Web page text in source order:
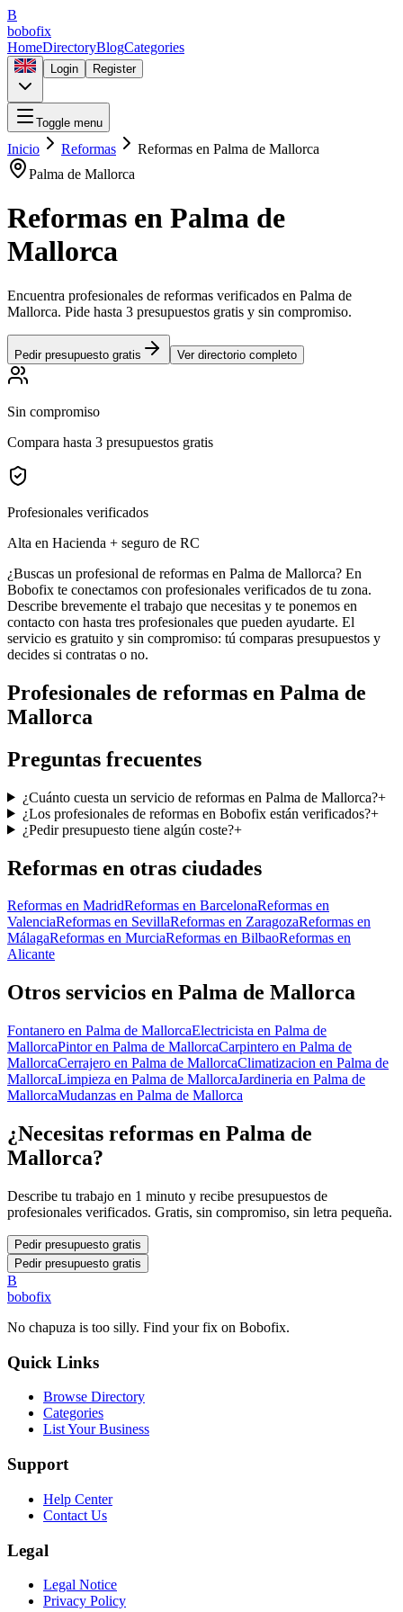
B
bobofix
HomeDirectoryBlogCategories
Login Register
Toggle menu
Inicio Reformas Reformas en Palma de Mallorca
Palma de Mallorca
Reformas en Palma de
Mallorca
Encuentra profesionales de reformas verificados en Palma de
Mallorca. Pide hasta 3 presupuestos gratis y sin compromiso.
Pedir presupuesto gratis Ver directorio completo
Sin compromiso
Compara hasta 3 presupuestos gratis
Profesionales verificados
Alta en Hacienda + seguro de RC
¿Buscas un profesional de reformas en Palma de Mallorca? En
Bobofix te conectamos con profesionales verificados de tu zona.
Describe brevemente el trabajo que necesitas y te ponemos en
contacto con hasta tres profesionales que pueden ayudarte. El
servicio es gratuito y sin compromiso: tú comparas presupuestos y
decides si contratas o no.
Profesionales de reformas en Palma de
Mallorca
Preguntas frecuentes
¿Cuánto cuesta un servicio de reformas en Palma de Mallorca?+
¿Los profesionales de reformas en Bobofix están verificados?+
¿Pedir presupuesto tiene algún coste?+
Reformas en otras ciudades
Reformas en MadridReformas en BarcelonaReformas en
ValenciaReformas en SevillaReformas en ZaragozaReformas en
MálagaReformas en MurciaReformas en BilbaoReformas en
Alicante
Otros servicios en Palma de Mallorca
Fontanero en Palma de MallorcaElectricista en Palma de
MallorcaPintoren Palma de MallorcaCarpintero en Palma de
MallorcaCerrajero en Palma de MallorcaClimatizacion en Palma de
MallorcaLimpieza en Palma de MallorcaJardineria en Palma de
MallorcaMudanzas en Palma de Mallorca
¿Necesitas reformas en Palma de
Mallorca?
Describe tu trabajo en 1 minuto y recibe presupuestos de
profesionales verificados. Gratis, sin compromiso, sin letra pequeña.
Pedir presupuesto gratis
Pedir presupuesto gratis
B
bobofix
No chapuza is too silly. Find your fix on Bobofix.
Quick Links
Browse Directory
Categories
List Your Business
Support
Help Center
Contact Us
Legal
Legal Notice
Privacy Policy